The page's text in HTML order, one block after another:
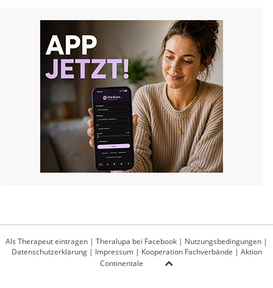
Als Therapeut eintragen | Theralupa bei Facebook | Nutzungsbedingungen |
Datenschutzerklärung| Impressum| Kooperation Fachverbände | Aktion
Continentale